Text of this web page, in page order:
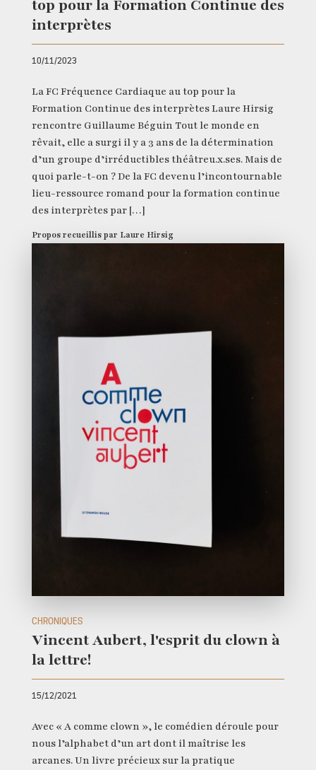
top pour la Formation Continue des
interprètes
10/11/2023
La FC Fréquence Cardiaque au top pour la
Formation Continue des interprètes Laure Hirsig
rencontre Guillaume Béguin Tout le monde en
rêvait, elle a surgi il y a 3 ans de la détermination
d’un groupe d’irréductibles théâtreu.x.ses. Mais de
quoi parle-t-on ? De la FC devenu l’incontournable
lieu-ressource romand pour la formation continue
des interprètes par […]
Propos recueillis par Laure Hirsig
CHRONIQUES
Vincent Aubert, l'esprit du clown à
la lettre!
15/12/2021
Avec « A comme clown », le comédien déroule pour
nous l’alphabet d’un art dont il maîtrise les
arcanes. Un livre précieux sur la pratique